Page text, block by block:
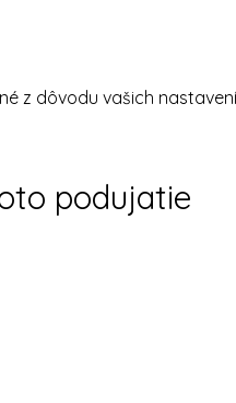
z dôvodu vašich
podujatie